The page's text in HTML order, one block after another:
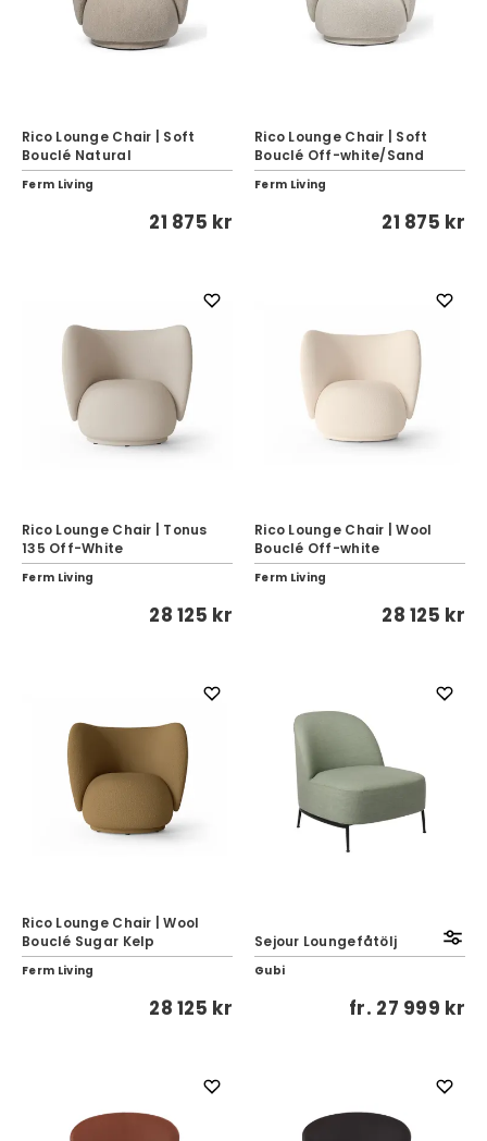
Rico Lounge Chair | Soft
Bouclé Natural
Ferm Living
21 875 kr
Rico Lounge Chair | Soft
Bouclé Off-white/Sand
Ferm Living
21 875 kr
Rico Lounge Chair | Tonus
135 Off-White
Ferm Living
28 125 kr
Rico Lounge Chair | Wool
Bouclé Off-white
Ferm Living
28 125 kr
Rico Lounge Chair | Wool
Bouclé Sugar Kelp
Ferm Living
28 125 kr
Sejour Loungefåtölj
Gubi
fr. 27 999 kr